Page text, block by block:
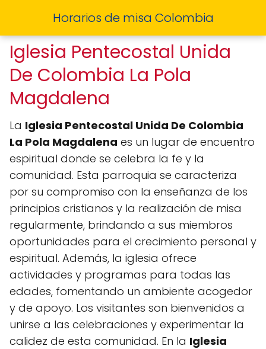
Horarios de misa Colombia
Iglesia Pentecostal Unida
De Colombia La Pola
Magdalena
La Iglesia Pentecostal Unida De Colombia
La Pola Magdalena es un lugar de encuentro
espiritual donde se celebra la fe y la
comunidad. Esta parroquia se caracteriza
por su compromiso con la enseñanza de los
principios cristianos y la realización de misa
regularmente, brindando a sus miembros
oportunidades para el crecimiento personal y
espiritual. Además, la iglesia ofrece
actividades y programas para todas las
edades, fomentando un ambiente acogedor
y de apoyo. Los visitantes son bienvenidos a
unirse a las celebraciones y experimentar la
calidez de esta comunidad. En la Iglesia